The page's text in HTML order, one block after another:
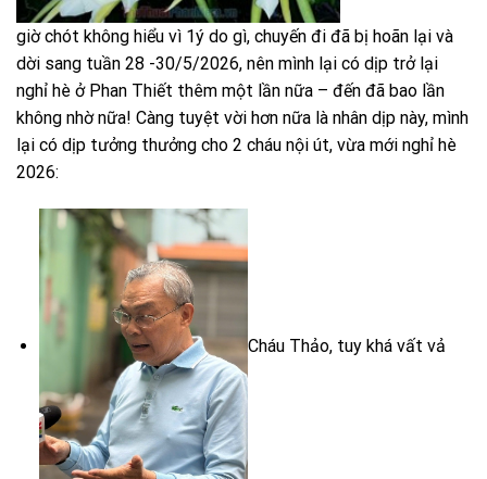
giờ chót không hiểu vì 1ý do gì, chuyến đi đã bị hoãn lại và
dời sang tuần 28 -30/5/2026, nên mình lại có dịp trở lại
nghỉ hè ở Phan Thiết thêm một lần nữa – đến đã bao lần
không nhờ nữa! Càng tuyệt vời hơn nữa là nhân dịp này, mình
lại có dịp tưởng thưởng cho 2 cháu nội út, vừa mới nghỉ hè
2026:
Cháu Thảo, tuy khá vất vả